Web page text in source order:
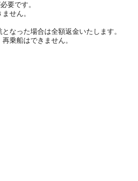
要です。
せん。
なった場合は全額返金いたします。
乗船はできません。